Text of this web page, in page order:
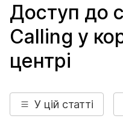
Доступ до
Calling у
центрі
У цій статті